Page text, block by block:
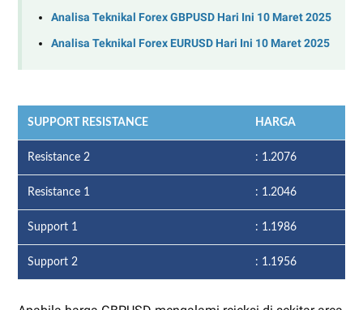
Analisa Teknikal Forex GBPUSD Hari Ini 10 Maret 2025
Analisa Teknikal Forex EURUSD Hari Ini 10 Maret 2025
SUPPORT RESISTANCE HARGA
Resistance 2 : 1.2076
Resistance 1 : 1.2046
Support 1 : 1.1986
Support 2 : 1.1956